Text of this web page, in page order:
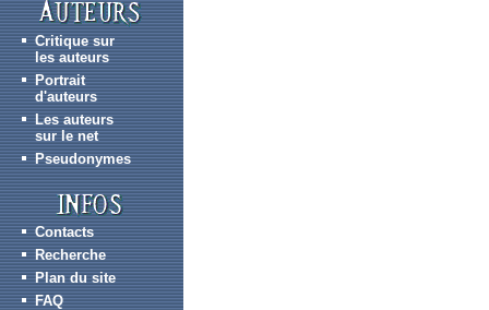
Critique sur
les auteurs
Portrait
d'auteurs
Les auteurs
sur le net
Pseudonymes
Contacts
Recherche
Plan du site
FAQ